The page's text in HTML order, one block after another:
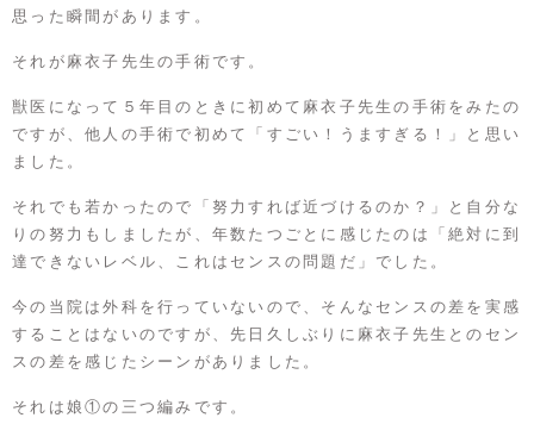
思った瞬間があります。
それが麻衣子先生の手術です。
獣医になって５年目のときに初めて麻衣子先生の手術をみたの
ですが、他人の手術で初めて「すごい！うますぎる！」と思い
ました。
それでも若かったので「努力すれば近づけるのか？」と自分な
りの努力もしましたが、年数たつごとに感じたのは「絶対に到
達できないレベル、これはセンスの問題だ」でした。
今の当院は外科を行っていないので、そんなセンスの差を実感
することはないのですが、先日久しぶりに麻衣子先生とのセン
スの差を感じたシーンがありました。
それは娘①の三つ編みです。